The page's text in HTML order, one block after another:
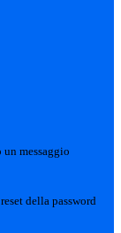
messaggio
della password